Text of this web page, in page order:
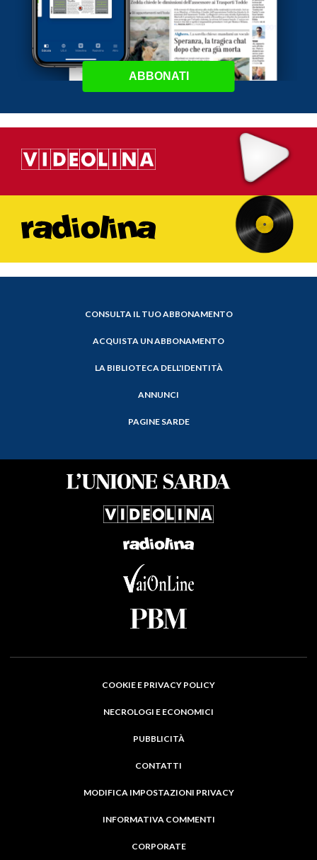
ABBONATI
CONSULTA IL TUO ABBONAMENTO
ACQUISTA UN ABBONAMENTO
LA BIBLIOTECA DELL'IDENTITÀ
ANNUNCI
PAGINE SARDE
COOKIE E PRIVACY POLICY
NECROLOGI E ECONOMICI
PUBBLICITÀ
CONTATTI
MODIFICA IMPOSTAZIONI PRIVACY
INFORMATIVA COMMENTI
CORPORATE